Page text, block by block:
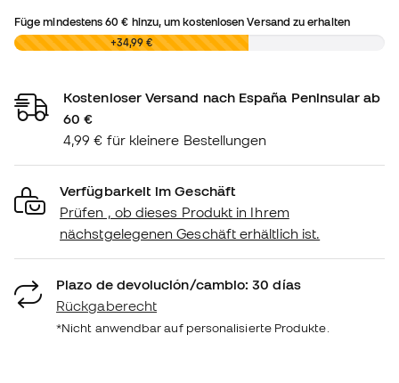
Füge mindestens60 € hinzu, um kostenlosen Versand zu erhalten
0,00 € +34,99 €
Kostenloser Versand nach España Peninsular ab
60 €
4,99 € für kleinere Bestellungen
Verfügbarkeit im Geschäft
Prüfen , ob dieses Produkt in Ihrem
nächstgelegenen Geschäft erhältlich ist.
Plazo de devolución/cambio: 30 días
Rückgaberecht
*Nicht anwendbar auf personalisierte Produkte.